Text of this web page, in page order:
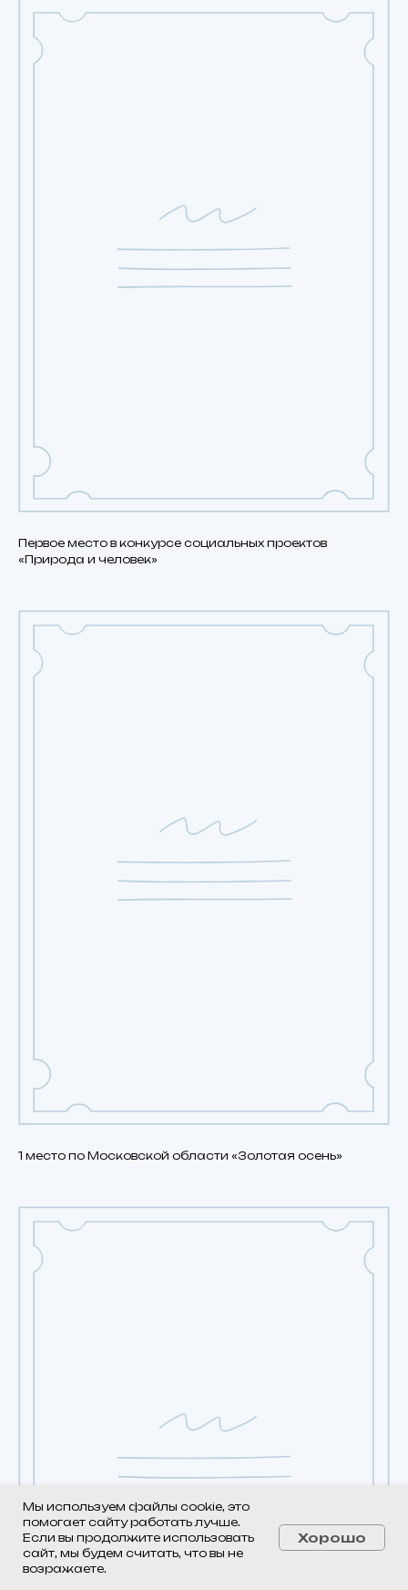
Первое место в конкурсе социальных проектов
«Природа и человек»
1 место по Московской области «Золотая осень»
Мы используем файлы cookie, это
помогает сайту работать лучше.
Если вы продолжите использовать
сайт, мы будем считать, что вы не
возражаете.
Хорошо